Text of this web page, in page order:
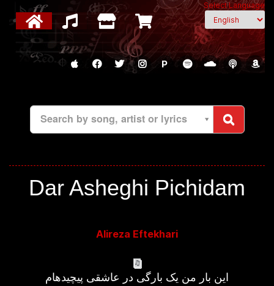
Select Language
P
Search by song, artist or lyrics
Dar Asheghi Pichidam
Alireza Eftekhari
این بار من یک بارگی در عاشقی پیچیده​ام